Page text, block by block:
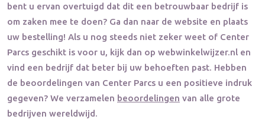
bent u ervan overtuigd dat dit een betrouwbaar bedrijf is
om zaken mee te doen? Ga dan naar de website en plaats
uw bestelling! Als u nog steeds niet zeker weet of Center
Parcs geschikt is voor u, kijk dan op webwinkelwijzer.nl en
vind een bedrijf dat beter bij uw behoeften past. Hebben
de beoordelingen van Center Parcs u een positieve indruk
gegeven? We verzamelen beoordelingen van alle grote
bedrijven wereldwijd.